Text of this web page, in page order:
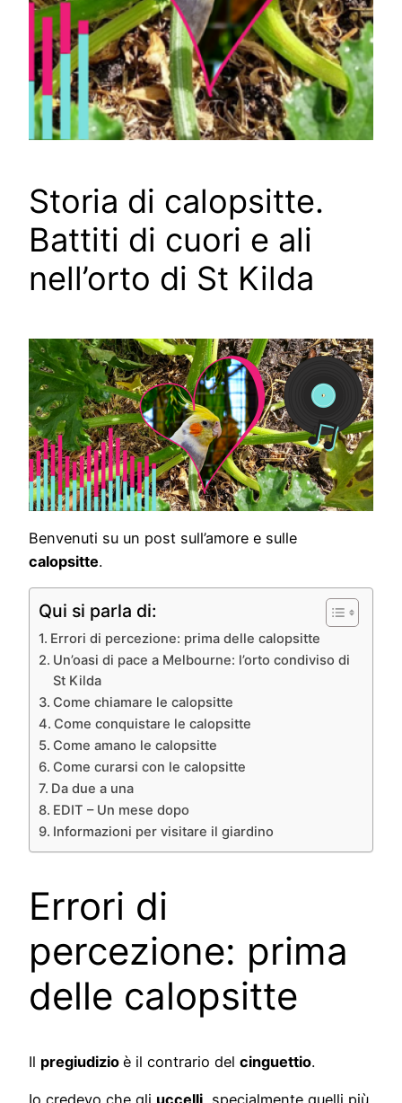
Storia di calopsitte.
Battiti di cuori e ali
nell’orto di St Kilda
Benvenuti su un post sull’amore e sulle
calopsitte.
Qui si parla di:
Errori di percezione: prima delle calopsitte
Un’oasi di pace a Melbourne: l’orto condiviso di
St Kilda
Come chiamare le calopsitte
Come conquistare le calopsitte
Come amano le calopsitte
Come curarsi con le calopsitte
Da due a una
EDIT – Un mese dopo
Informazioni per visitare il giardino
Errori di
percezione: prima
delle calopsitte
Il pregiudizio è il contrario del cinguettio.
Io credevo che gli uccelli, specialmente quelli più